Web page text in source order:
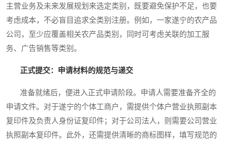
主营业务及未来发展规划来选定类别，既要避免保护不足，也要
考虑成本，不必盲目追求全类别注册。例如，一家遂宁的农产品
公司，至少应覆盖相关农产品类别，同时可考虑关联的加工服
务、广告销售等类别。
正式提交：申请材料的规范与递交
准备就绪后，便进入正式申请阶段。申请人需要准备齐全的
申请文件。对于遂宁的个体工商户，需提供个体户营业执照副本
复印件及负责人身份证复印件；对于公司法人，则需要公司营业
执照副本复印件。此外，还需提供清晰的商标图样，填写规范的